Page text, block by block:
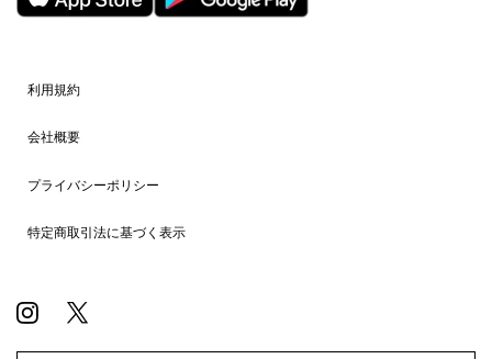
利用規約
会社概要
プライバシーポリシー
特定商取引法に基づく表示